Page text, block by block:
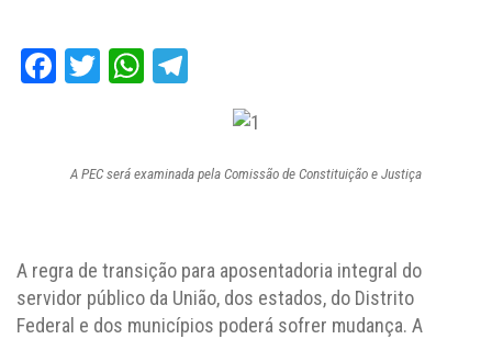
Facebook
TwitterWhatsApp
A PEC será examinada pela Comissão de Constituição e Justiça
A regra de transição para aposentadoria integral do
servidor público da União, dos estados, do Distrito
Federal e dos municípios poderá sofrer mudança. A